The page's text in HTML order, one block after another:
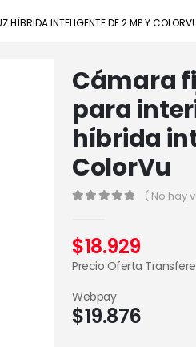
HÍBRIDA INTELIGENTE DE 2 MP Y
Cámara
para
híbrida
ColorVu
( No hay
$18.929
Precio Oferta
$19.876
Webpay